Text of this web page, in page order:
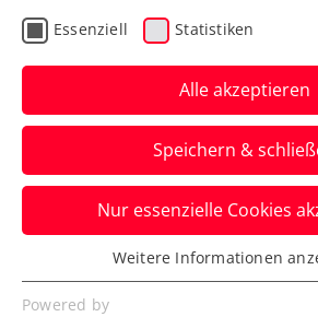
ATP Acapulco:
Unbelohnte
Erler schrammt
Dacapo vorbei
Eine starke Turnierwoche
Doppelspezialisten in
einer Finalniederlage zu
Essenziell Statistiken
Alle akzeptieren
Speichern &
Nur essenzielle Cookies
Essenziell
Essenzielle Cookies werden für
Weitere Informationen
Powered by